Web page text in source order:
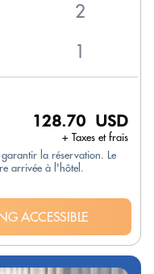
128.70 USD
+ Taxes et frais
la réservation. Le
arrivée à l'hôtel.
ACCESSIBLE